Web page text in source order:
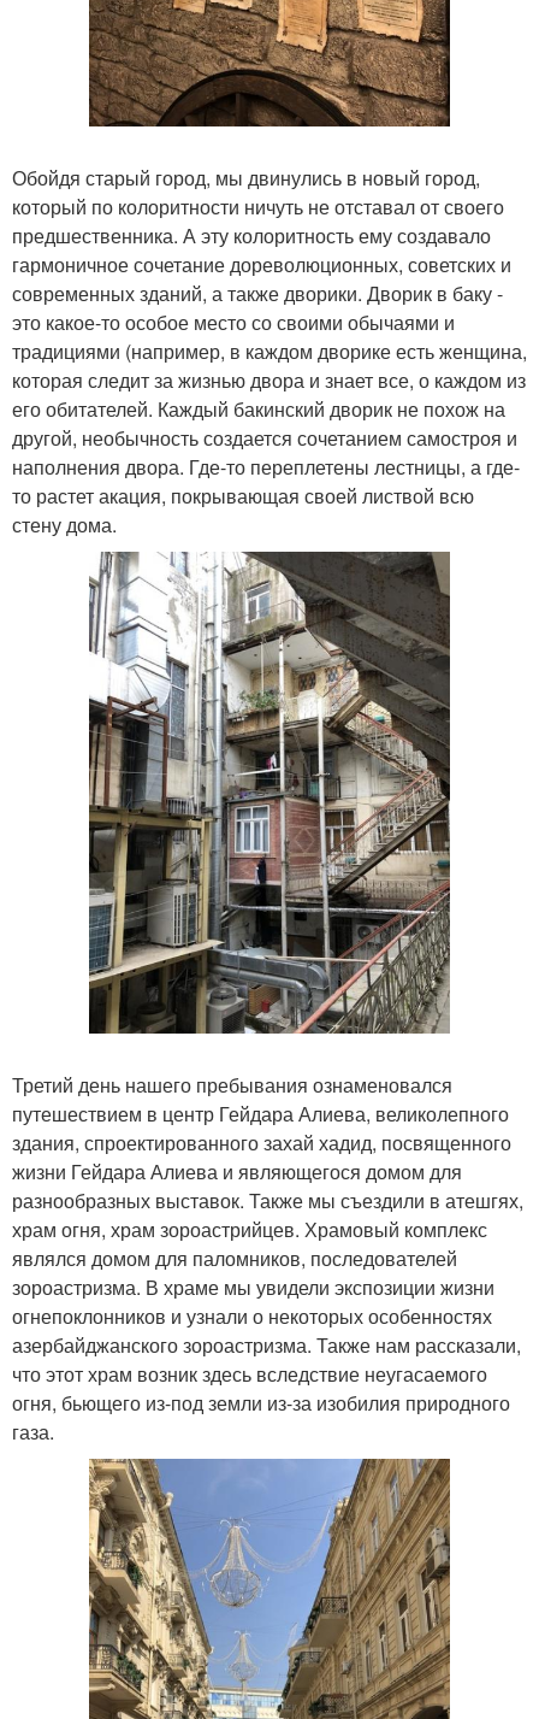
Обойдя старый город, мы двинулись в новый город,
который по колоритности ничуть не отставал от своего
предшественника. А эту колоритность ему создавало
гармоничное сочетание дореволюционных, советских и
современных зданий, а также дворики. Дворик в баку -
это какое-то особое место со своими обычаями и
традициями (например, в каждом дворике есть женщина,
которая следит за жизнью двора и знает все, о каждом из
его обитателей. Каждый бакинский дворик не похож на
другой, необычность создается сочетанием самостроя и
наполнения двора. Где-то переплетены лестницы, а где-
то растет акация, покрывающая своей листвой всю
стену дома.
Третий день нашего пребывания ознаменовался
путешествием в центр Гейдара Алиева, великолепного
здания, спроектированного захай хадид, посвященного
жизни Гейдара Алиева и являющегося домом для
разнообразных выставок. Также мы съездили в атешгях,
храм огня, храм зороастрийцев. Храмовый комплекс
являлся домом для паломников, последователей
зороастризма. В храме мы увидели экспозиции жизни
огнепоклонников и узнали о некоторых особенностях
азербайджанского зороастризма. Также нам рассказали,
что этот храм возник здесь вследствие неугасаемого
огня, бьющего из-под земли из-за изобилия природного
газа.